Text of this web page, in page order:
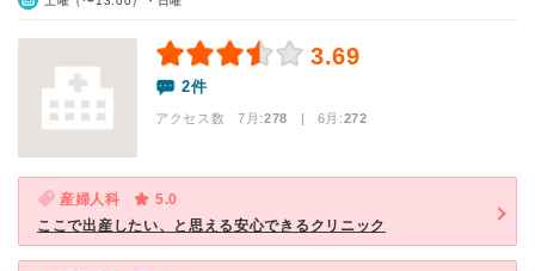
3.69
2件
アクセス数 7月:278 | 6月:272
産婦人科
5.0
ここで出産したい、と思える安心できるクリニック